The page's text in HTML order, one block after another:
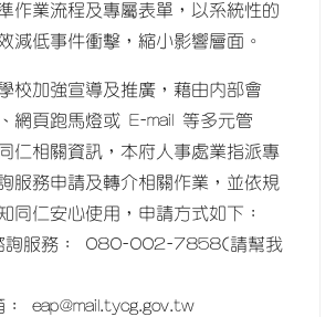
作業流程及專屬表單，以系統性的
減低事件衝擊，縮小影響層面。
校加強宣導及推廣，藉由內部會
網頁跑馬燈或 E-mail 等多元管
仁相關資訊，本府人事處業指派專
服務申請及轉介相關作業，並依規
同仁安心使用，申請方式如下：
詢服務： 080-002-7858(請幫我
eap@mail.tycg.gov.tw